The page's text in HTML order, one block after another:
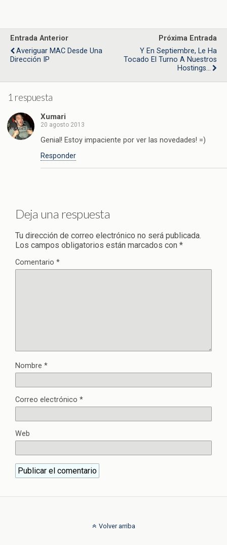
Entrada Anterior
Averiguar MAC Desde Una
Dirección IP
Próxima Entrada
Y En Septiembre, Le Ha
Tocado El Turno A Nuestros
Hostings...
1 respuesta
Xumari
20 agosto 2013
Genial! Estoy impaciente por ver las novedades! =)
Responder
Deja una respuesta
Tu dirección de correo electrónico no será publicada.
Los campos obligatorios están marcados con *
Comentario *
Nombre *
Correo electrónico *
Web
Volver arriba